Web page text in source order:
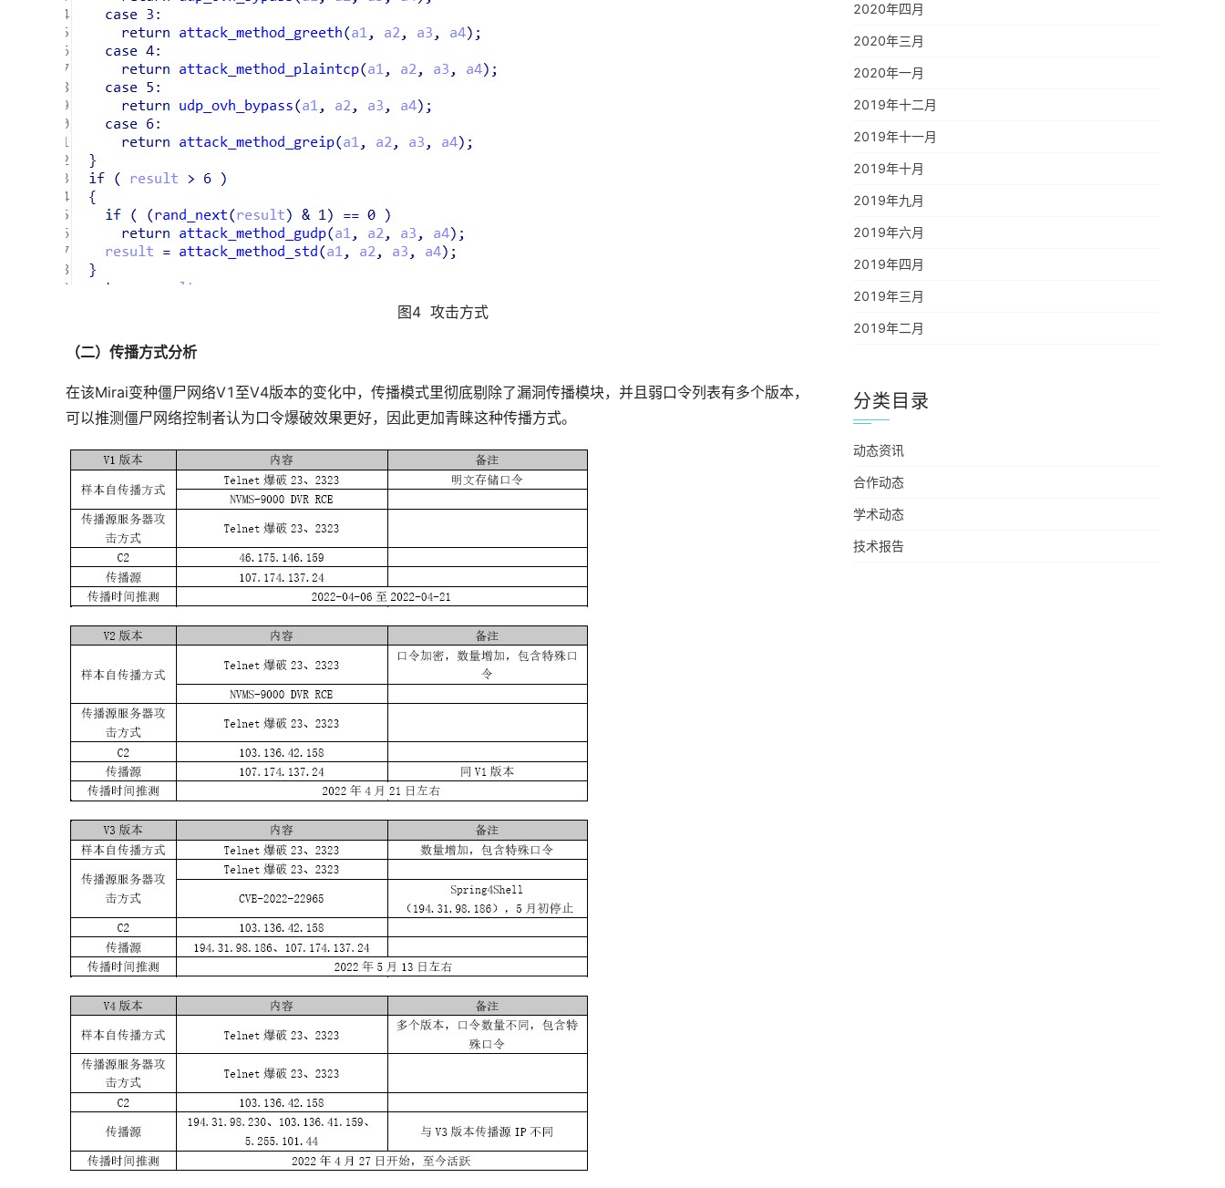
图4 攻击方式
（二）传播方式分析
在该Mirai变种僵尸网络V1至V4版本的变化中，传播模式里彻底剔除了漏洞传播模块，并且弱口令列表有多个版本，
可以推测僵尸网络控制者认为口令爆破效果更好，因此更加青睐这种传播方式。
2020年四月
2020年三月
2020年一月
2019年十二月
2019年十一月
2019年十月
2019年九月
2019年六月
2019年四月
2019年三月
2019年二月
分类目录
动态资讯
合作动态
学术动态
技术报告